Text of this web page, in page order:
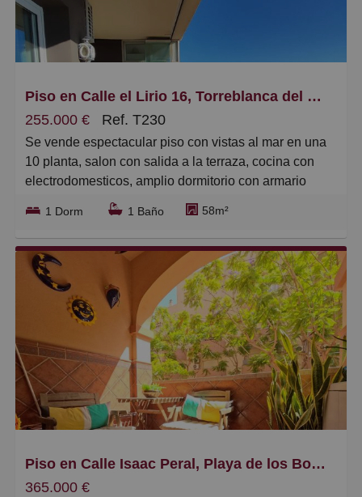
Piso en Calle el Lirio 16, Torreblanca del Sol, Fuengirola
255.000 €
Ref. T230
Se vende espectacular piso con vistas al mar en una
10 planta, salon con salida a la terraza, cocina con
electrodomesticos, amplio dormitorio con armario
empotrado y baño independiente. Terraza de 14
metros orientada al suroeste, parking comunitario
Comunidad: 52€ incluido el agua
IBI: 194€
Basura77€.
1 Dorm 1 Baño 58m²
Piso en Calle Isaac Peral, Playa de los Boliches
365.000 €